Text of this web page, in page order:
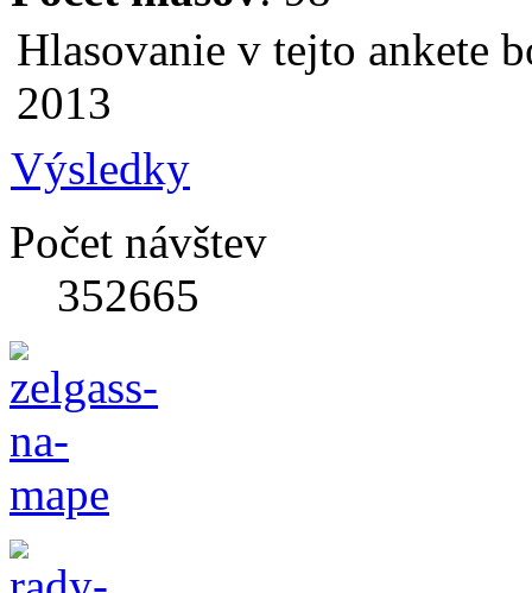
Hlasovanie v tejto ankete
2013
Výsledky
Počet návštev
352665